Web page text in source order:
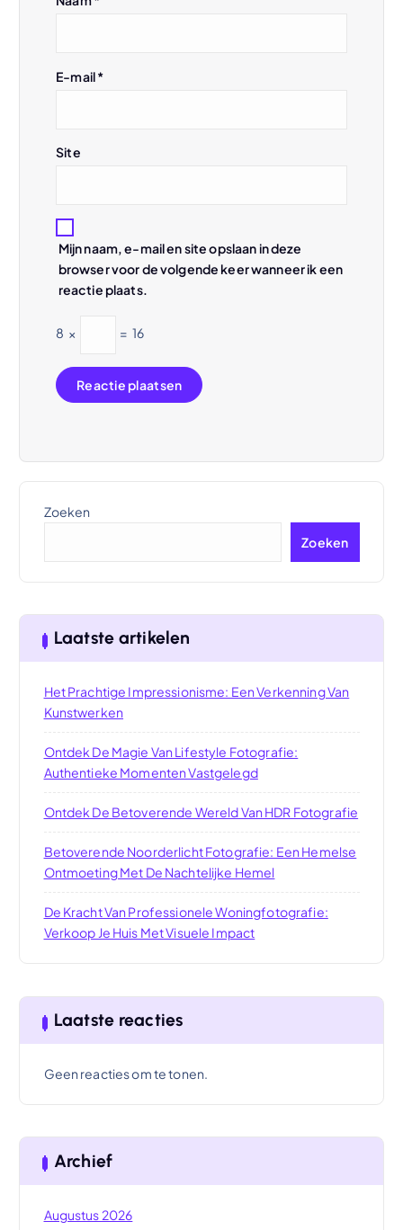
E-mail*
Site
Mijn naam, e-mail en site opslaan in deze
browser voor de volgende keer wanneer ik een
reactie plaats.
8 × = 16
Zoeken
Zoeken
Laatste artikelen
Het Prachtige Impressionisme: Een Verkenning Van
Kunstwerken
Ontdek De Magie Van Lifestyle Fotografie:
Authentieke Momenten Vastgelegd
Ontdek De Betoverende Wereld Van HDR Fotografie
Betoverende Noorderlicht Fotografie: Een Hemelse
Ontmoeting Met De Nachtelijke Hemel
De Kracht Van Professionele Woningfotografie:
Verkoop Je Huis Met Visuele Impact
Laatste reacties
Geen reacties om te tonen.
Archief
Augustus 2026